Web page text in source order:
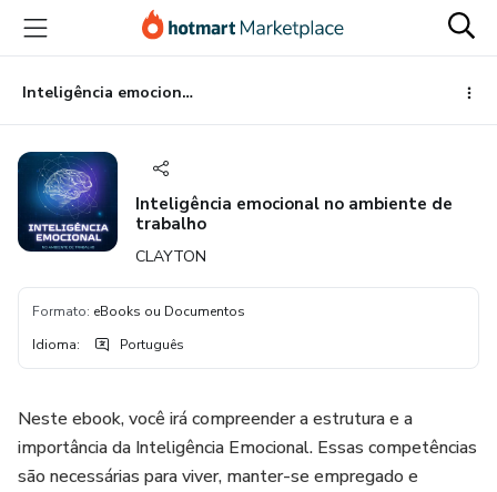
para
conteúdo
principal
para
pagamento
para
rodapé
Inteligência emocional no ambiente de trabalho
Inteligência emocional no ambiente de
trabalho
CLAYTON
Formato: eBooks ou Documentos
Idioma: Português
Neste ebook, você irá compreender a estrutura e a
importância da Inteligência Emocional. Essas competências
são necessárias para viver, manter-se empregado e